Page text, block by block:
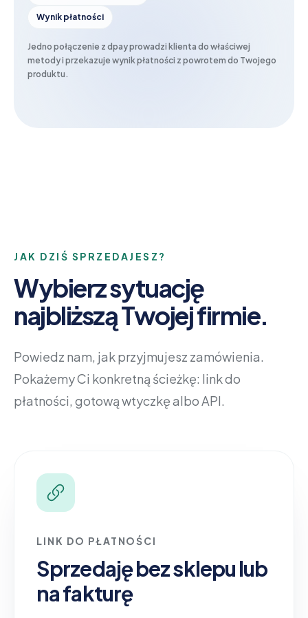
Wynik płatności
Jedno połączenie z dpay prowadzi klienta do właściwej
metody i przekazuje wynik płatności z powrotem do Twojego
produktu.
JAK DZIŚ SPRZEDAJESZ?
Wybierz sytuację
najbliższą Twojej firmie.
Powiedz nam, jak przyjmujesz zamówienia.
Pokażemy Ci konkretną ścieżkę: link do
płatności, gotową wtyczkę albo API.
LINK DO PŁATNOŚCI
Sprzedaję bez sklepu lub
na fakturę